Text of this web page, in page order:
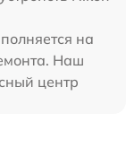
на
Наш
центр